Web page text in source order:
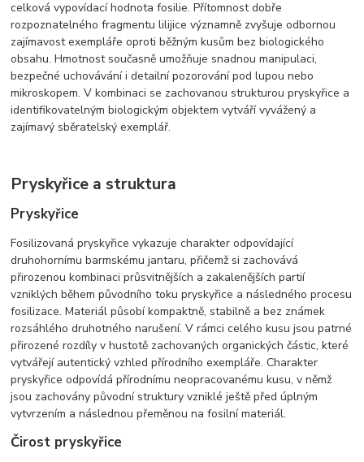
celková vypovídací hodnota fosilie. Přítomnost dobře
rozpoznatelného fragmentu lilijice významně zvyšuje odbornou
zajímavost exempláře oproti běžným kusům bez biologického
obsahu. Hmotnost současně umožňuje snadnou manipulaci,
bezpečné uchovávání i detailní pozorování pod lupou nebo
mikroskopem. V kombinaci se zachovanou strukturou pryskyřice a
identifikovatelným biologickým objektem vytváří vyvážený a
zajímavý sběratelský exemplář.
Pryskyřice a struktura
Pryskyřice
Fosilizovaná pryskyřice vykazuje charakter odpovídající
druhohornímu barmskému jantaru, přičemž si zachovává
přirozenou kombinaci průsvitnějších a zakalenějších partií
vzniklých během původního toku pryskyřice a následného procesu
fosilizace. Materiál působí kompaktně, stabilně a bez známek
rozsáhlého druhotného narušení. V rámci celého kusu jsou patrné
přirozené rozdíly v hustotě zachovaných organických částic, které
vytvářejí autentický vzhled přírodního exempláře. Charakter
pryskyřice odpovídá přírodnímu neopracovanému kusu, v němž
jsou zachovány původní struktury vzniklé ještě před úplným
vytvrzením a následnou přeměnou na fosilní materiál.
Čirost pryskyřice